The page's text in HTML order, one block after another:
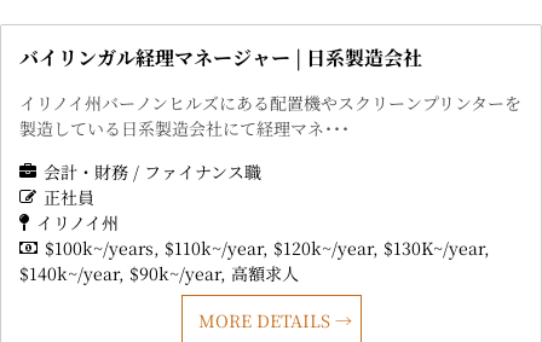
バイリンガル経理マネージャー | 日系製造会社
イリノイ州バーノンヒルズにある配置機やスクリーンプリンターを
製造している日系製造会社にて経理マネ･･･
会計・財務 / ファイナンス職
正社員
イリノイ州
$100k~/years $110k~/year $120k~/year $130K~/year
$140k~/year $90k~/year 高額求人
MORE DETAILS